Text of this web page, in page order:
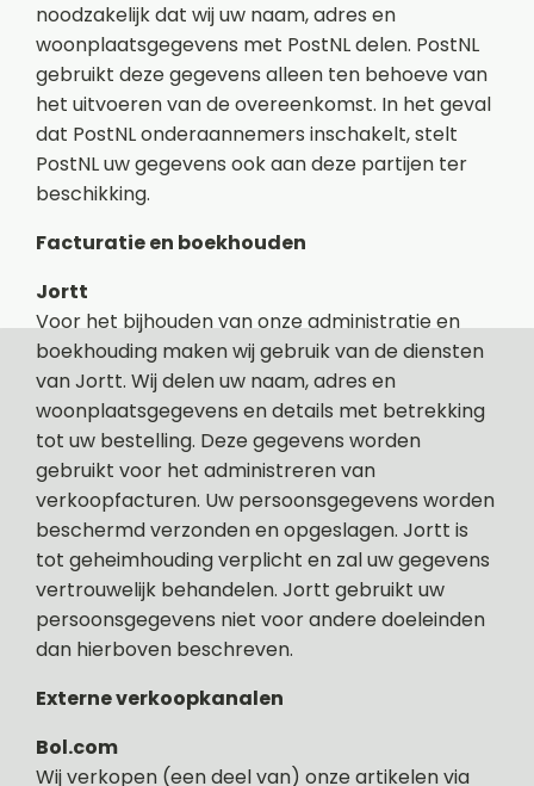
noodzakelijk dat wij uw naam, adres en
woonplaatsgegevens met PostNL delen. PostNL
gebruikt deze gegevens alleen ten behoeve van
het uitvoeren van de overeenkomst. In het geval
dat PostNL onderaannemers inschakelt, stelt
PostNL uw gegevens ook aan deze partijen ter
beschikking.
Facturatie en boekhouden
Jortt
Voor het bijhouden van onze administratie en
boekhouding maken wij gebruik van de diensten
van Jortt. Wij delen uw naam, adres en
woonplaatsgegevens en details met betrekking
tot uw bestelling. Deze gegevens worden
gebruikt voor het administreren van
verkoopfacturen. Uw persoonsgegevens worden
beschermd verzonden en opgeslagen. Jortt is
tot geheimhouding verplicht en zal uw gegevens
vertrouwelijk behandelen. Jortt gebruikt uw
persoonsgegevens niet voor andere doeleinden
dan hierboven beschreven.
Externe verkoopkanalen
Bol.com
Wij verkopen (een deel van) onze artikelen via